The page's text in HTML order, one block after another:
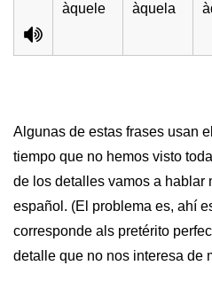
àquele
àquela
Algunas de estas frases usan
tiempo que no hemos visto
de los detalles vamos a hablar
español. (El problema es, ahí
corresponde als pretérito
detalle que no nos interesa de